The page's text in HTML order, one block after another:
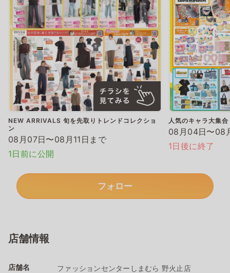
NEW ARRIVALS 旬を先取りトレンドコレクショ
ン
08月07日〜08月11日まで
1日前に公開
人気のキャラ大集
08月04日〜08
1日後に終了
フォロー
店舗情報
店舗名 ファッションセンターしまむら 野火止店